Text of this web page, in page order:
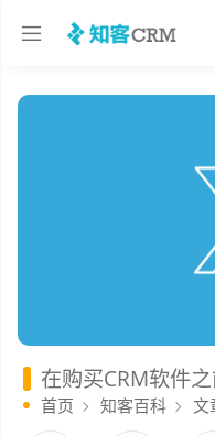
在购买CRM软件
首页 知客百科 文